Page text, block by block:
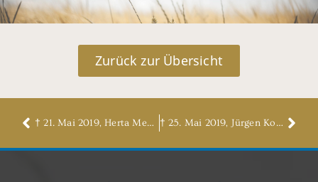
Zurück zur Übersicht
† 21. Mai 2019, Herta Meyer, geb. Schulze † 25. Mai 2019, Jürgen Koch